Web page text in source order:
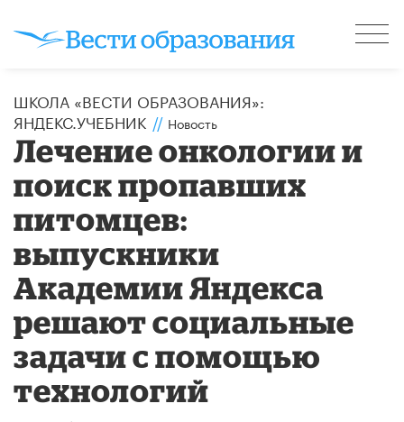
ШКОЛА «ВЕСТИ ОБРАЗОВАНИЯ»:
ЯНДЕКС.УЧЕБНИК // Новость
Лечение онкологии и
поиск пропавших
питомцев:
выпускники
Академии Яндекса
решают социальные
задачи с помощью
технологий